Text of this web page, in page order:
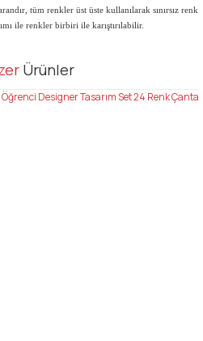
tüm renkler üst üste kullanılarak sınırsız renk
ile renkler birbiri ile karıştırılabilir.
yorumu siz yapın!
açıklamalarında ve diğer
Ürünler